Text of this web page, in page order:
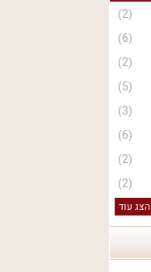
(2)
(6)
(2)
(5)
(3)
(6)
(2)
(2)
הצג עוד